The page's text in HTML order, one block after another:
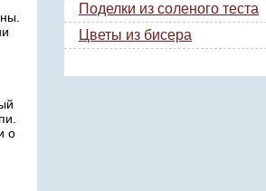
о
Поделки из соленого теста
Цветы из бисера